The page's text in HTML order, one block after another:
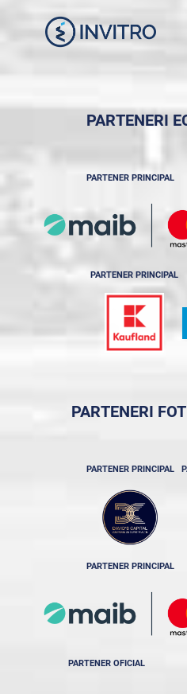
PARTENERI
PARTENER PRINCIPAL
PARTENER PRINCIPAL
PARTENERI
PARTENER PRINCIPAL
PARTENER PRINCIPAL
PARTENER OFICIAL